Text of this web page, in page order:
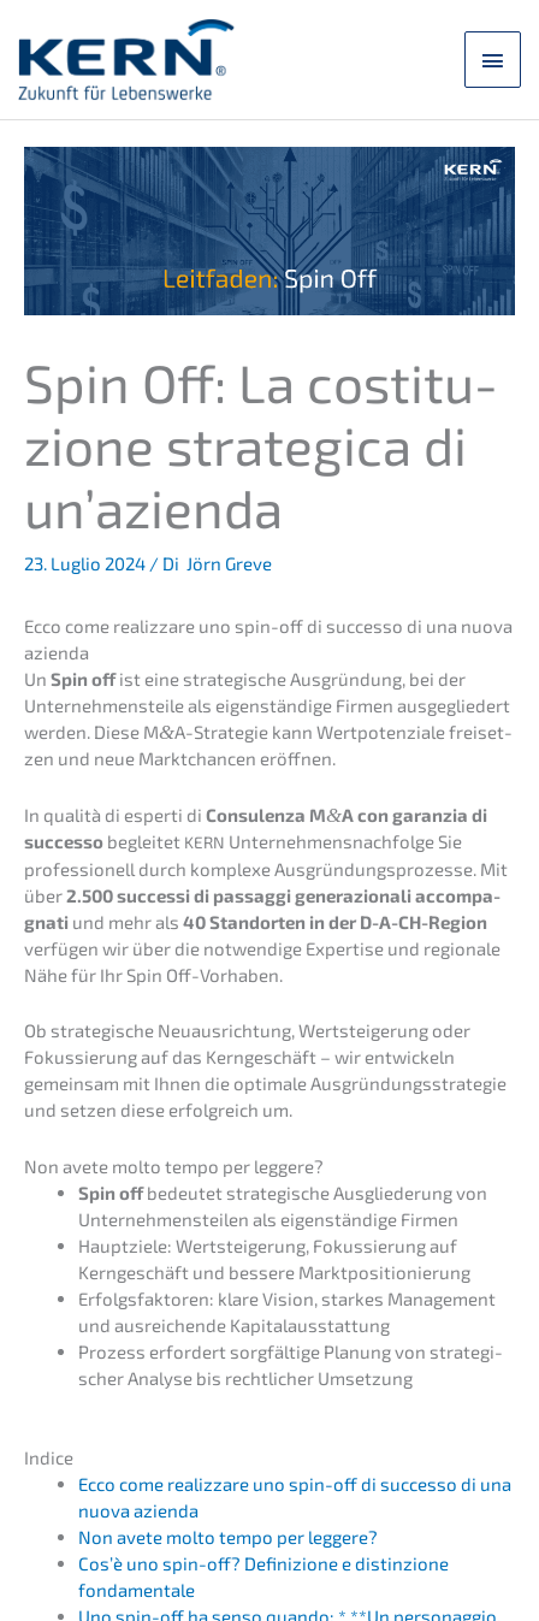
Inhalt
springen
Spin Off: La costi­tu­
zi­o­ne strate­gi­ca di
un’azienda
23. Luglio 2024 / Di Jörn Greve
Ecco come realiz­za­re uno spin-off di succes­so di una nuova
azienda
Un Spin offist eine strate­gi­sche Ausgrün­dung, bei der
Unter­neh­mens­tei­le als eigen­stän­di­ge Firmen ausge­glie­dert
werden. Diese M&A-Strategie kann Wertpo­ten­zia­le freiset­
zen und neue Markt­chan­cen eröffnen.
In quali­tà di esper­ti di Consu­len­za M&A con garan­zia di
succes­so beglei­tet KERN Unternehmens­nachfolge Sie
profes­sio­nell durch komple­xe Ausgrün­dungs­pro­zes­se. Mit
über2.500 succes­si di passag­gi genera­zio­na­li accom­pa­
gna­ti und mehr als 40 Stand­or­ten in der D-A-CH-Region
verfü­gen wir über die notwen­di­ge Exper­ti­se und regio­na­le
Nähe für Ihr Spin Off-Vorhaben.
Ob strate­gi­sche Neuaus­rich­tung, Wertstei­ge­rung oder
Fokus­sie­rung auf das Kernge­schäft – wir entwi­ckeln
gemein­sam mit Ihnen die optima­le Ausgrün­dungs­stra­te­gie
und setzen diese erfolg­reich um.
Non avete molto tempo per leggere?
Spin offbedeu­tet strate­gi­sche Ausglie­de­rung von
Unter­neh­mens­tei­len als eigen­stän­di­ge Firmen
Haupt­zie­le: Wertstei­ge­rung, Fokus­sie­rung auf
Kernge­schäft und besse­re Marktpositionierung
Erfolgs­fak­to­ren: klare Vision, starkes Manage­ment
und ausrei­chen­de Kapitalausstattung
Prozess erfor­dert sorgfäl­ti­ge Planung von strate­gi­
scher Analy­se bis recht­li­cher Umsetzung
Indice
Ecco come realiz­za­re uno spin-off di succes­so di una
nuova azienda
Non avete molto tempo per leggere?
Cos’è uno spin-off? Defini­zio­ne e distin­zio­ne
fondamentale
Uno spin-off ha senso quando: * **Un person­ag­gio,